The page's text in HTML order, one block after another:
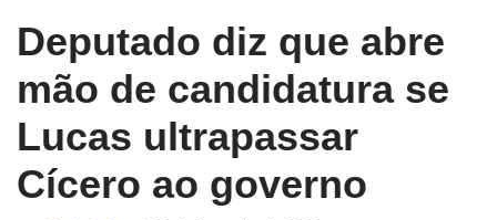
Deputado diz que abre
mão de candidatura se
Lucas ultrapassar
Cícero ao governo